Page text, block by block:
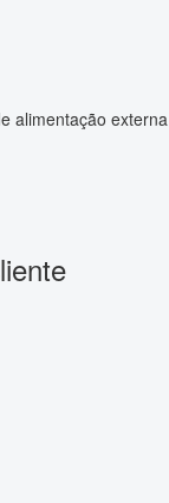
alimentação externa